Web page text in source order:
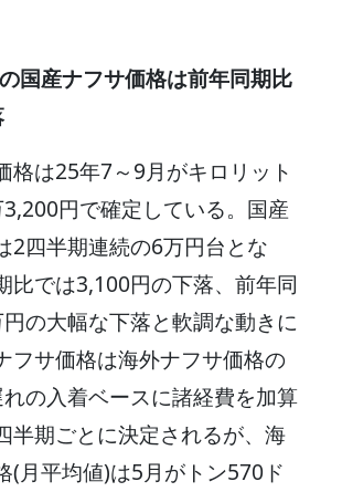
国産ナフサ価格は前年同期比
格は25年7～9月がキロリット
円で確定している。国産
2四半期連続の6万円台とな
比では3,100円の下落、前年同
の大幅な下落と軟調な動きに
フサ価格は海外ナフサ価格の
の入着ベースに諸経費を加算
半期ごとに決定されるが、海
(月平均値)は5月がトン570ド